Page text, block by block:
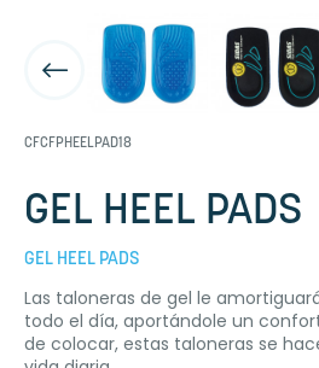
CFCFPHEELPAD18
GEL HEEL PADS
GEL HEEL PADS
Las taloneras de gel le
todo el día, aportándole un
de colocar, estas taloneras se